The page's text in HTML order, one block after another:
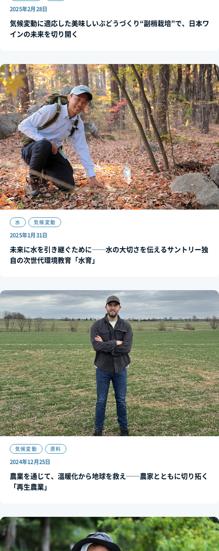
2025年2月28日
気候変動に適応した美味しいぶどうづくり“副梢栽培”で、日本ワ
インの未来を切り開く
水 気候変動
2025年1月31日
未来に水を引き継ぐために──水の大切さを伝えるサントリー独
自の次世代環境教育「水育」
気候変動 原料
2024年12月25日
農業を通じて、温暖化から地球を救え──農家とともに切り拓く
「再生農業」